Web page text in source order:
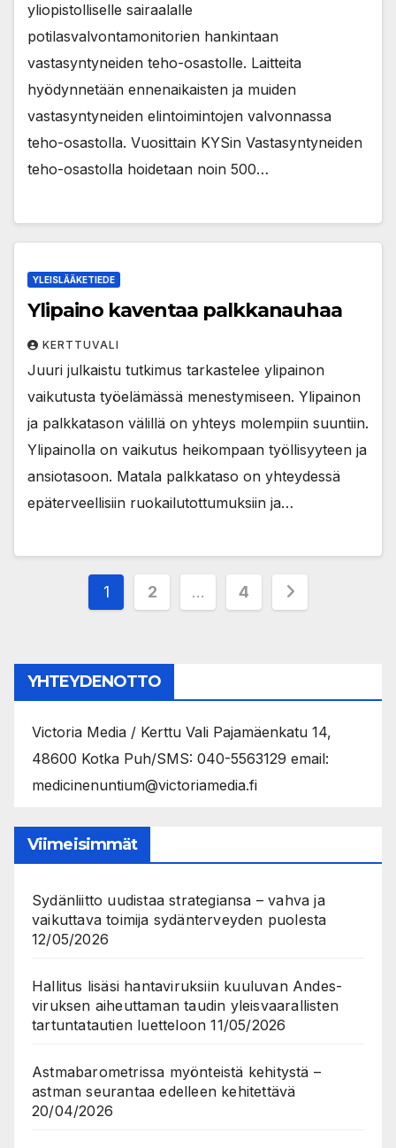
yliopistolliselle sairaalalle
potilasvalvontamonitorien hankintaan
vastasyntyneiden teho-osastolle. Laitteita
hyödynnetään ennenaikaisten ja muiden
vastasyntyneiden elintoimintojen valvonnassa
teho-osastolla. Vuosittain KYSin Vastasyntyneiden
teho-osastolla hoidetaan noin 500…
YLEISLÄÄKETIEDE
Ylipaino kaventaa palkkanauhaa
KERTTUVALI
Juuri julkaistu tutkimus tarkastelee ylipainon
vaikutusta työelämässä menestymiseen. Ylipainon
ja palkkatason välillä on yhteys molempiin suuntiin.
Ylipainolla on vaikutus heikompaan työllisyyteen ja
ansiotasoon. Matala palkkataso on yhteydessä
epäterveellisiin ruokailutottumuksiin ja…
Posts
1 2 … 4
YHTEYDENOTTO
Victoria Media / Kerttu Vali Pajamäenkatu 14,
48600 Kotka Puh/SMS: 040-5563129 email:
medicinenuntium@victoriamedia.fi
Viimeisimmät
Sydänliitto uudistaa strategiansa – vahva ja
vaikuttava toimija sydänterveyden puolesta
12/05/2026
Hallitus lisäsi hantaviruksiin kuuluvan Andes-
viruksen aiheuttaman taudin yleisvaarallisten
tartuntatautien luetteloon 11/05/2026
Astmabarometrissa myönteistä kehitystä –
astman seurantaa edelleen kehitettävä
20/04/2026